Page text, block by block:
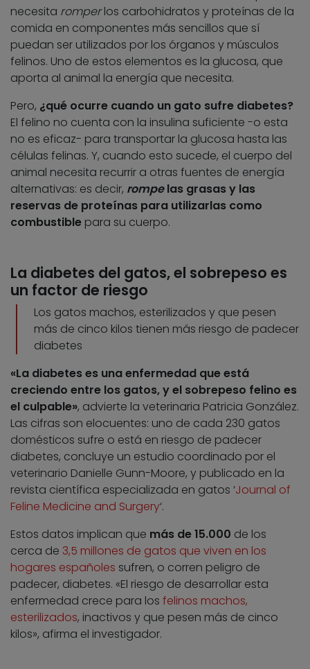
necesita romperlos carbohidratos y proteínas de la
comida en componentes más sencillos que sí
puedan ser utilizados por los órganos y músculos
felinos. Uno de estos elementos es la glucosa, que
aporta al animal la energía que necesita.
Pero, ¿qué ocurre cuando un gato sufre diabetes?
El felino no cuenta con la insulina suficiente -o esta
no es eficaz- para transportar la glucosa hasta las
células felinas. Y, cuando esto sucede, el cuerpo del
animal necesita recurrir a otras fuentes de energía
alternativas: es decir, rompelas grasas y las
reservas de proteínas para utilizarlas como
combustible para su cuerpo.
La diabetes del gatos, el sobrepeso es
un factor de riesgo
Los gatos machos, esterilizados y que pesen
más de cinco kilos tienen más riesgo de padecer
diabetes
«La diabetes es una enfermedad que está
creciendo entre los gatos, y el sobrepeso felino es
el culpable», advierte la veterinaria Patricia González.
Las cifras son elocuentes: uno de cada 230 gatos
domésticos sufre o está en riesgo de padecer
diabetes, concluye un estudio coordinado por el
veterinario Danielle Gunn-Moore, y publicado en la
revista científica especializada en gatos ‘Journal of
Feline Medicine and Surgery‘.
Estos datos implican que más de 15.000 de los
cerca de 3,5 millones de gatos que viven en los
hogares españoles sufren, o corren peligro de
padecer, diabetes. «El riesgo de desarrollar esta
enfermedad crece para los felinos machos,
esterilizados, inactivos y que pesen más de cinco
kilos», afirma el investigador.